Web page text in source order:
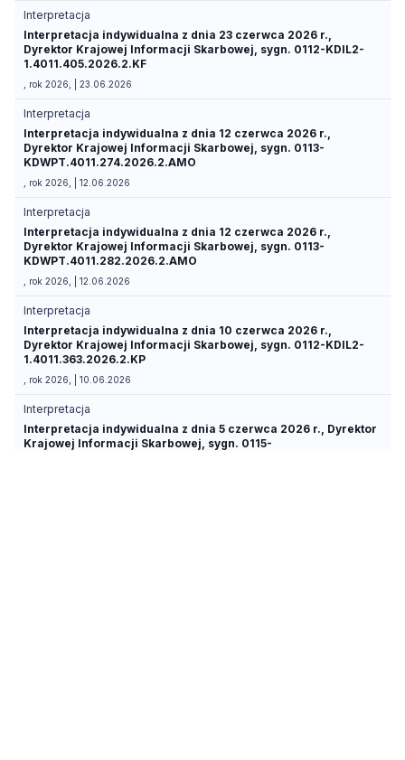
Interpretacja
Interpretacja indywidualna z dnia 23 czerwca 2026 r.,
Dyrektor Krajowej Informacji Skarbowej, sygn. 0112-KDIL2-
1.4011.405.2026.2.KF
, rok 2026, | 23.06.2026
Interpretacja
Interpretacja indywidualna z dnia 12 czerwca 2026 r.,
Dyrektor Krajowej Informacji Skarbowej, sygn. 0113-
KDWPT.4011.274.2026.2.AMO
, rok 2026, | 12.06.2026
Interpretacja
Interpretacja indywidualna z dnia 12 czerwca 2026 r.,
Dyrektor Krajowej Informacji Skarbowej, sygn. 0113-
KDWPT.4011.282.2026.2.AMO
, rok 2026, | 12.06.2026
Interpretacja
Interpretacja indywidualna z dnia 10 czerwca 2026 r.,
Dyrektor Krajowej Informacji Skarbowej, sygn. 0112-KDIL2-
1.4011.363.2026.2.KP
, rok 2026, | 10.06.2026
Interpretacja
Interpretacja indywidualna z dnia 5 czerwca 2026 r., Dyrektor
Krajowej Informacji Skarbowej, sygn. 0115-